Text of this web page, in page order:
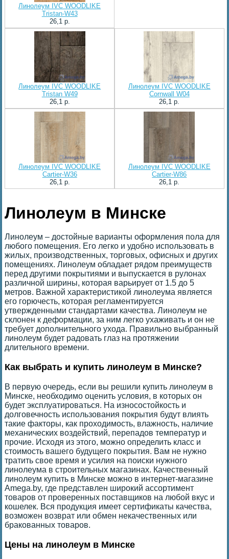
Линолеум IVC WOODLIKE
Tristan-W43
26,1 p.
Линолеум IVC WOODLIKE
Tristan W49
26,1 p.
Линолеум IVC WOODLIKE
Cornwall W04
26,1 p.
Линолеум IVC WOODLIKE
Cartier-W36
26,1 p.
Линолеум IVC WOODLIKE
Cartier-W86
26,1 p.
Линолеум в Минске
Линолеум – достойные варианты оформления пола для
любого помещения. Его легко и удобно использовать в
жилых, производственных, торговых, офисных и других
помещениях. Линолеум обладает рядом преимуществ
перед другими покрытиями и выпускается в рулонах
различной ширины, которая варьирует от 1.5 до 5
метров. Важной характеристикой линолеума является
его горючесть, которая регламентируется
утвержденными стандартами качества. Линолеум не
склонен к деформации, за ним легко ухаживать и он не
требует дополнительного ухода. Правильно выбранный
линолеум будет радовать глаз на протяжении
длительного времени.
Как выбрать и купить линолеум в Минске?
В первую очередь, если вы решили купить линолеум в
Минске, необходимо оценить условия, в которых он
будет эксплуатироваться. На износостойкость и
долговечность использования покрытия будут влиять
такие факторы, как проходимость, влажность, наличие
механических воздействий, перепадов температур и
прочие. Исходя из этого, можно определить класс и
стоимость вашего будущего покрытия. Вам не нужно
тратить свое время и усилия на поиски нужного
линолеума в строительных магазинах. Качественный
линолеум купить в Минске можно в интернет-магазине
Amega.by, где представлен широкий ассортимент
товаров от проверенных поставщиков на любой вкус и
кошелек. Вся продукция имеет сертификаты качества,
возможен возврат или обмен некачественных или
бракованных товаров.
Цены на линолеум в Минске